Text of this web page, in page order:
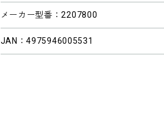
メーカー型番：2207800
JAN：4975946005531